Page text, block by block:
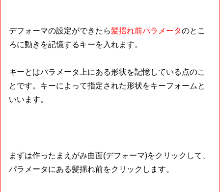
デフォーマの設定ができたら髪揺れ前パラメータのとこ
ろに動きを記憶するキーを入れます。
キーとはパラメータ上にある形状を記憶している点のこ
とです。キーによって指定された形状をキーフォームと
いいます。
まずは作ったまえがみ曲面(デフォーマ)をクリックして、
パラメータにある髪揺れ前をクリックします。